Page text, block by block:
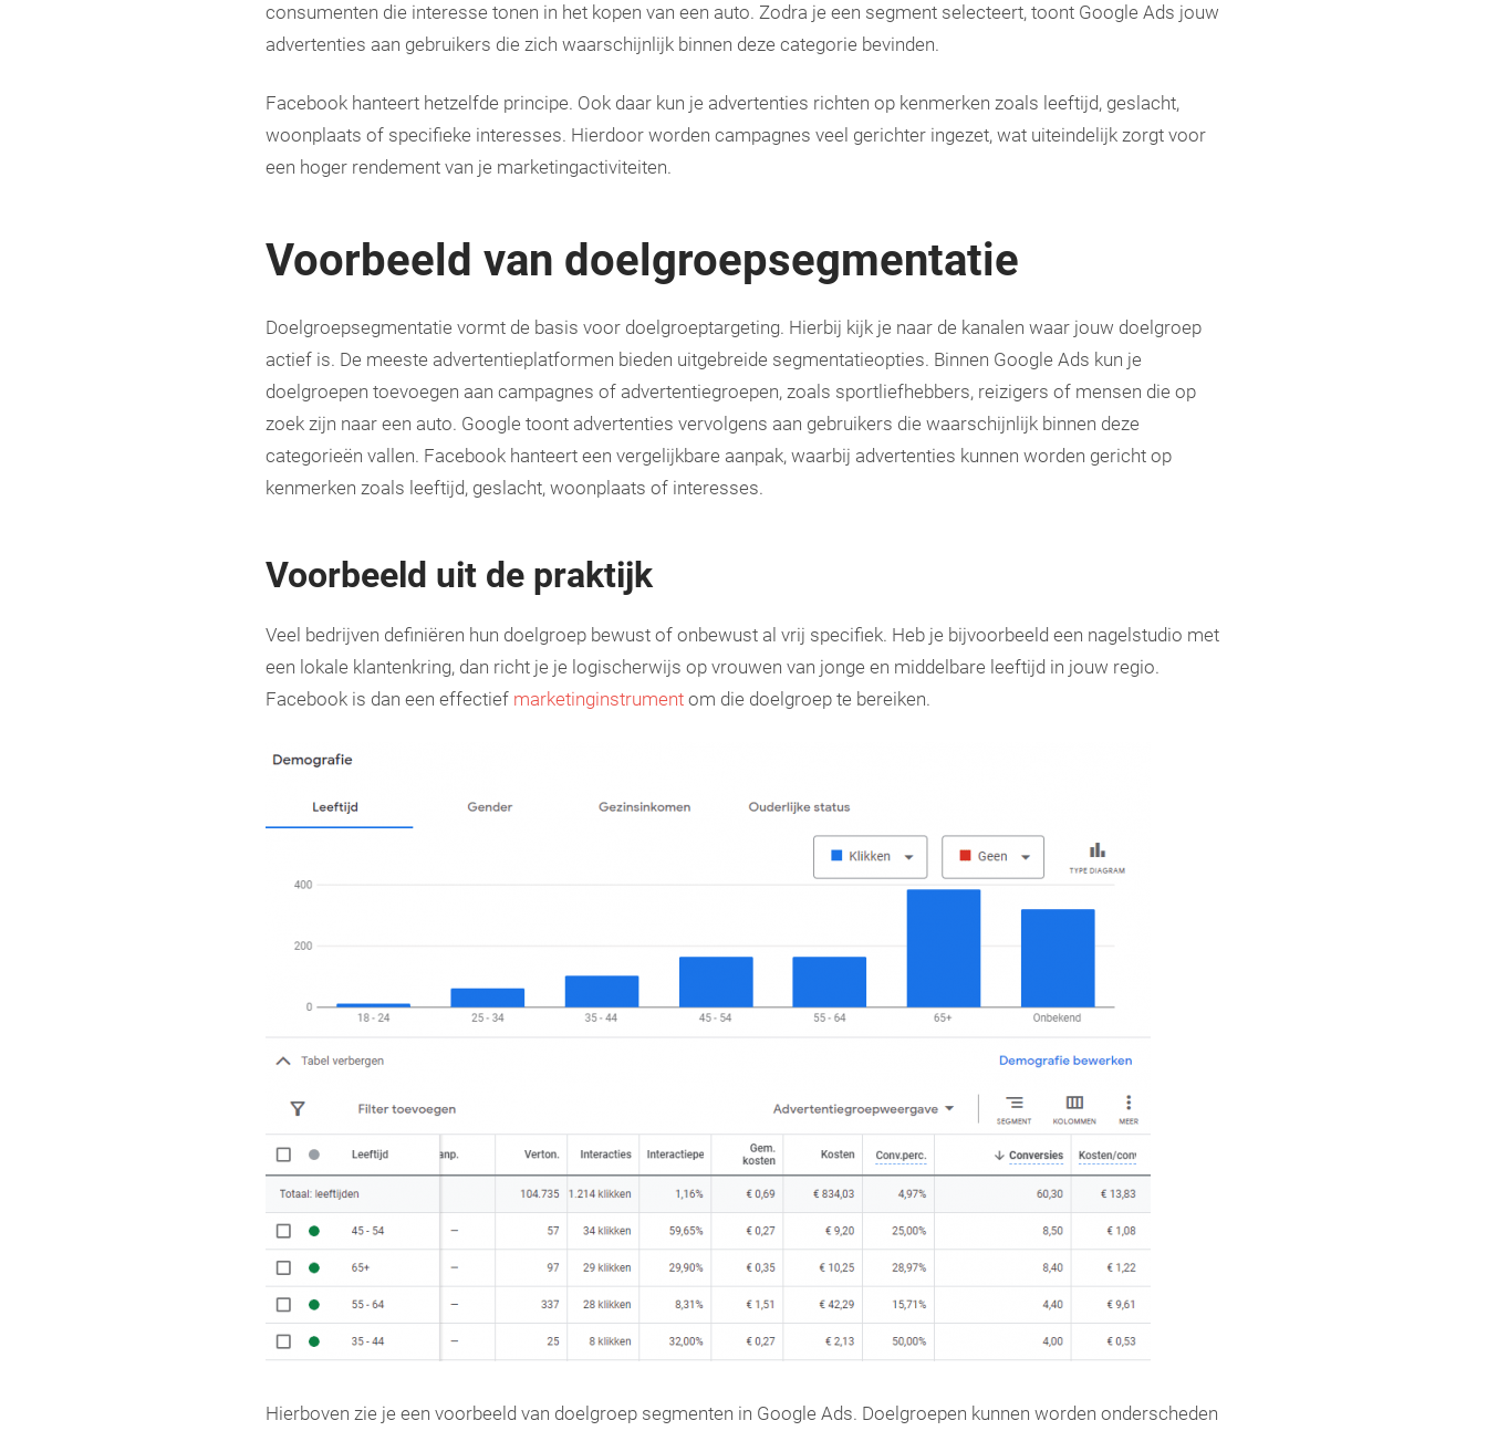
consumenten die interesse tonen in het kopen van een auto. Zodra je een segment selecteert, toont Google Ads jouw
advertenties aan gebruikers die zich waarschijnlijk binnen deze categorie bevinden.
Facebook hanteert hetzelfde principe. Ook daar kun je advertenties richten op kenmerken zoals leeftijd, geslacht,
woonplaats of specifieke interesses. Hierdoor worden campagnes veel gerichter ingezet, wat uiteindelijk zorgt voor
een hoger rendement van je marketingactiviteiten.
Voorbeeld van doelgroepsegmentatie
Doelgroepsegmentatie vormt de basis voor doelgroeptargeting. Hierbij kijk je naar de kanalen waar jouw doelgroep
actief is. De meeste advertentieplatformen bieden uitgebreide segmentatieopties. Binnen Google Ads kun je
doelgroepen toevoegen aan campagnes of advertentiegroepen, zoals sportliefhebbers, reizigers of mensen die op
zoek zijn naar een auto. Google toont advertenties vervolgens aan gebruikers die waarschijnlijk binnen deze
categorieën vallen. Facebook hanteert een vergelijkbare aanpak, waarbij advertenties kunnen worden gericht op
kenmerken zoals leeftijd, geslacht, woonplaats of interesses.
Voorbeeld uit de praktijk
Veel bedrijven definiëren hun doelgroep bewust of onbewust al vrij specifiek. Heb je bijvoorbeeld een nagelstudio met
een lokale klantenkring, dan richt je je logischerwijs op vrouwen van jonge en middelbare leeftijd in jouw regio.
Facebook is dan een effectief marketinginstrument om die doelgroep te bereiken.
Hierboven zie je een voorbeeld van doelgroep segmenten in Google Ads. Doelgroepen kunnen worden onderscheden